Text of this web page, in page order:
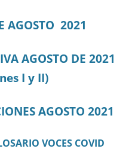
AGOSTO 2021
AGOSTO DE 2021
I y II)
AGOSTO 2021
VOCES COVID